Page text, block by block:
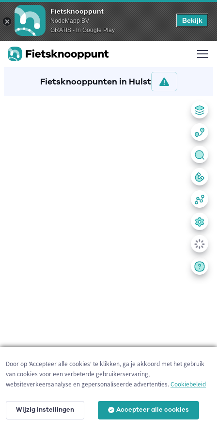
Fietsknooppunt
NodeMapp BV
GRATIS - In Google Play
Bekijk
Fietsknooppunten in Hulst
3 km
Door op 'Accepteer alle cookies' te klikken, ga je akkoord met het gebruik
van cookies voor een verbeterde gebruikerservaring,
websiteverkeersanalyse en gepersonaliseerde advertenties.Cookiebeleid
Wijzig instellingen Accepteer alle cookies